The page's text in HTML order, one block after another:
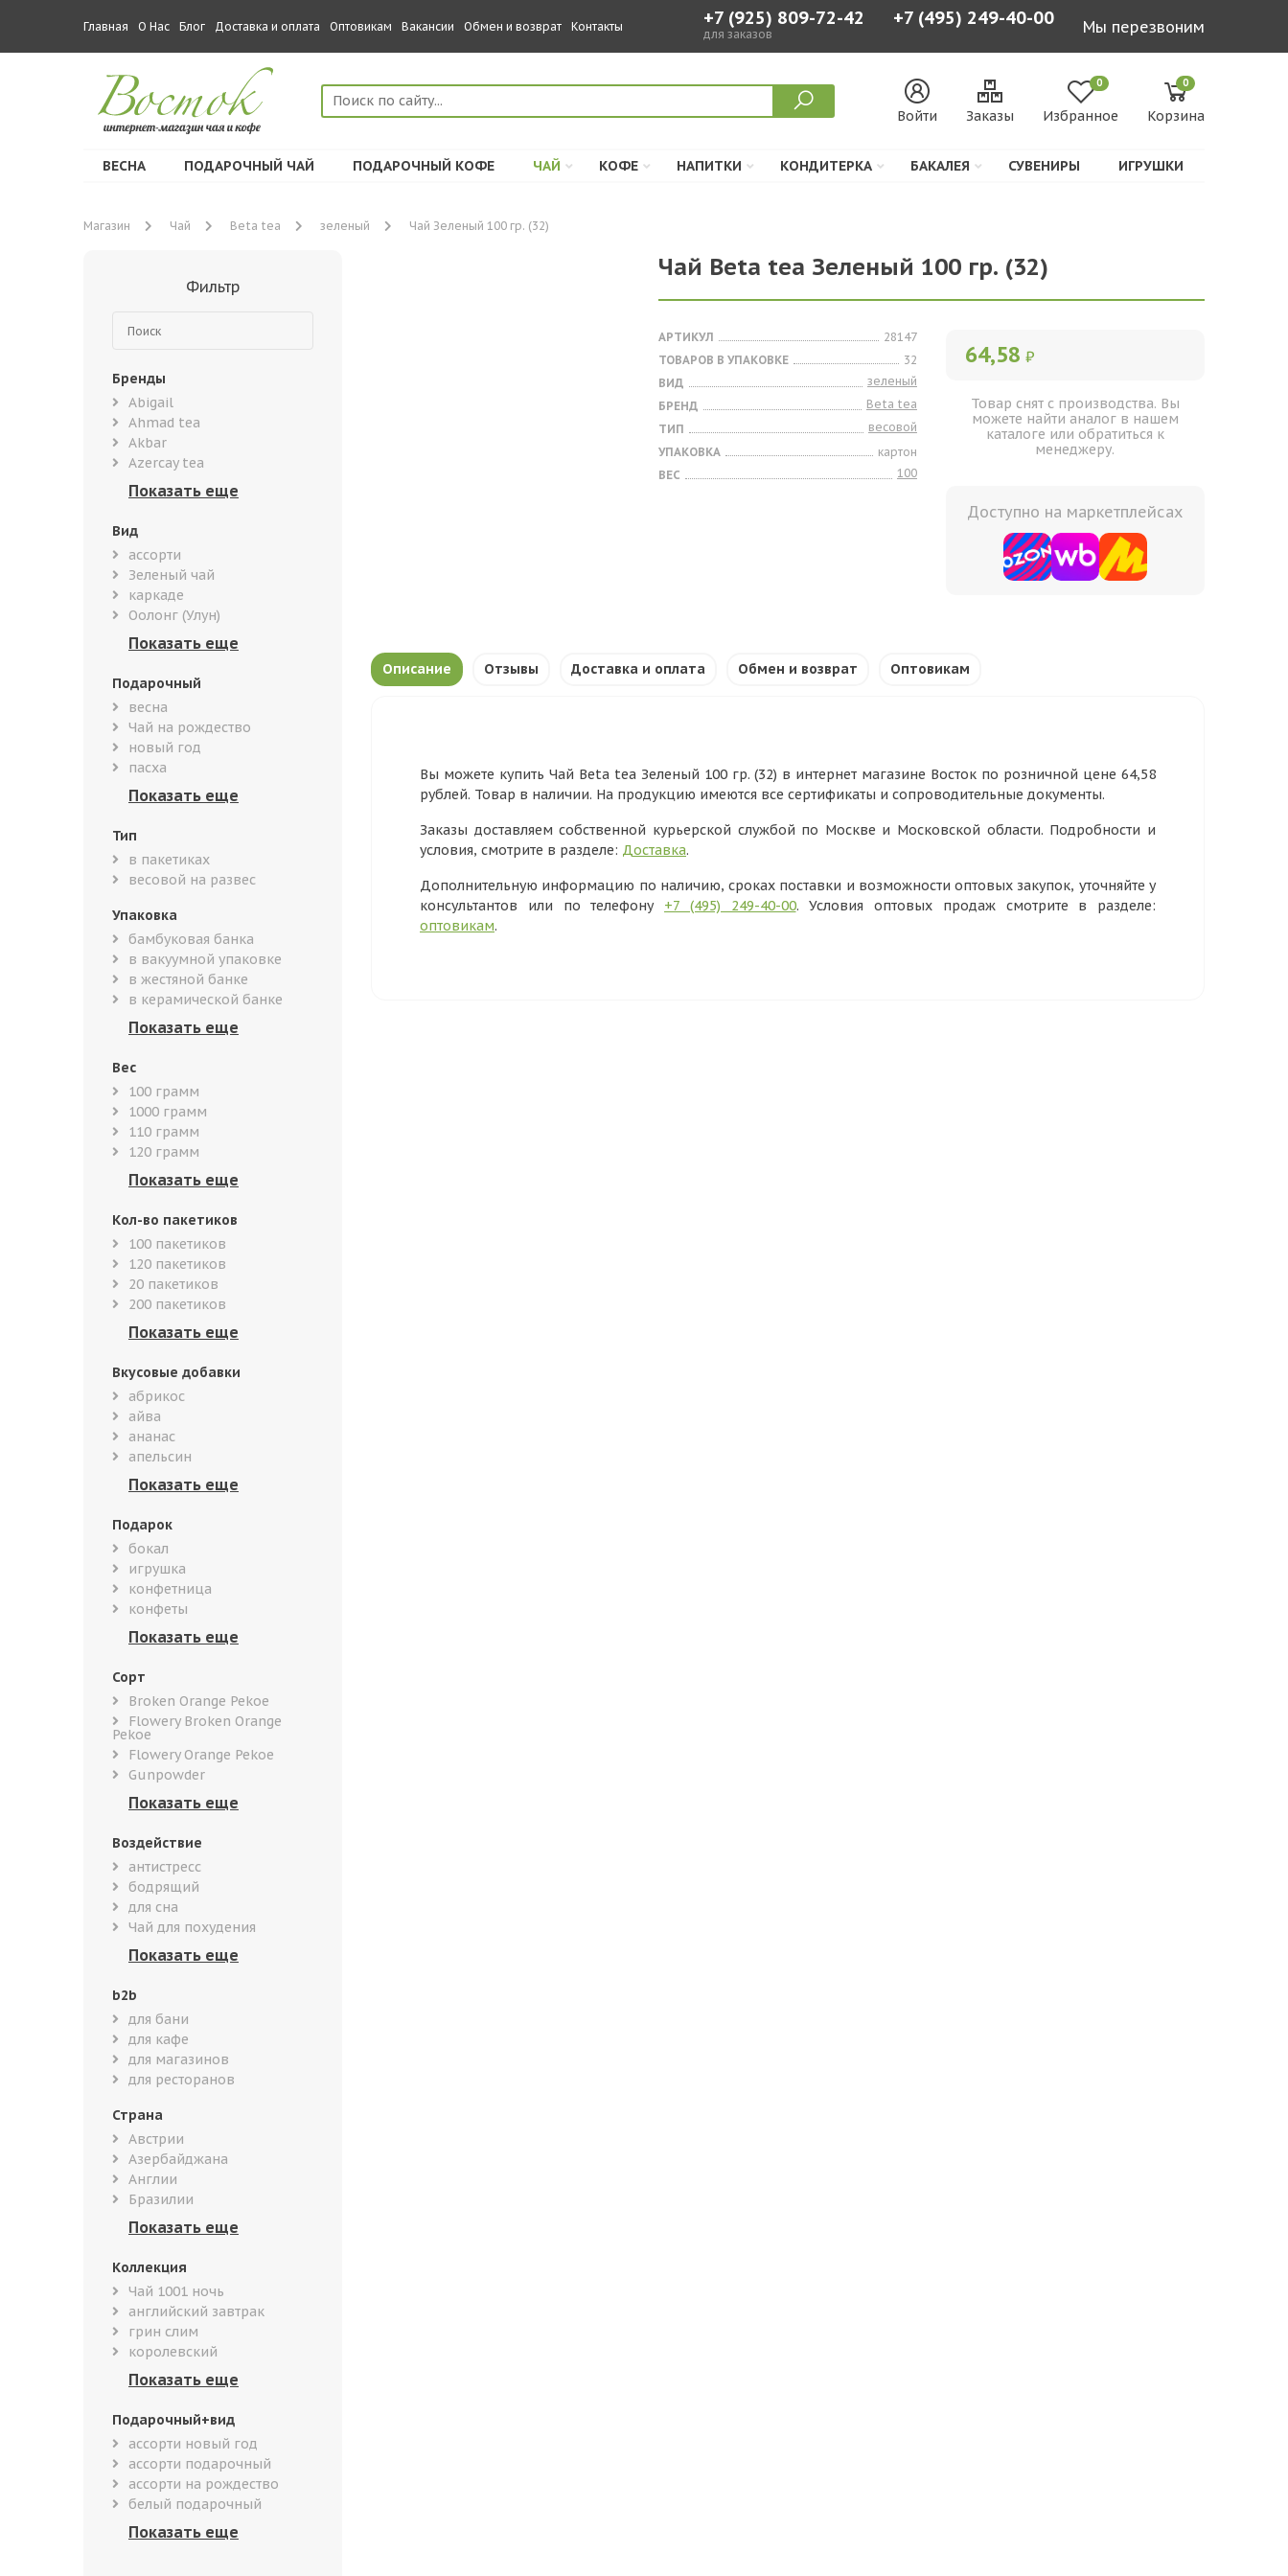
Главная О Нас Блог Доставка и оплата Оптовикам Вакансии Обмен и возврат Контакты +7 (925) 809-72-42
для заказов
+7 (495) 249-40-00 Мы перезвоним
Войти Заказы
0
Избранное
0
Корзина
ВЕСНА ПОДАРОЧНЫЙ ЧАЙ ПОДАРОЧНЫЙ КОФЕ ЧАЙ КОФЕ НАПИТКИ КОНДИТЕРКА БАКАЛЕЯ СУВЕНИРЫ ИГРУШКИ
Магазин Чай Beta tea зеленый Чай Зеленый 100 гр. (32)
Фильтр
Бренды
Abigail
Ahmad tea
Akbar
Azercay tea
Вид
ассорти
Зеленый чай
каркаде
Оолонг (Улун)
Подарочный
весна
Чай на рождество
новый год
пасха
Тип
в пакетиках
весовой на развес
Упаковка
бамбуковая банка
в вакуумной упаковке
в жестяной банке
в керамической банке
Вес
100 грамм
1000 грамм
110 грамм
120 грамм
Кол-во пакетиков
100 пакетиков
120 пакетиков
20 пакетиков
200 пакетиков
Вкусовые добавки
абрикос
айва
ананас
апельсин
Подарок
бокал
игрушка
конфетница
конфеты
Сорт
Broken Orange Pekoe
Flowery Broken Orange
Pekoe
Flowery Orange Pekoe
Gunpowder
Воздействие
антистресс
бодрящий
для сна
Чай для похудения
b2b
для бани
для кафе
для магазинов
для ресторанов
Страна
Австрии
Азербайджана
Англии
Бразилии
Коллекция
Чай 1001 ночь
английский завтрак
грин слим
королевский
Подарочный+вид
ассорти новый год
ассорти подарочный
ассорти на рождество
белый подарочный
Чай Beta tea Зеленый 100 гр. (32)
АРТИКУЛ
28147
ТОВАРОВ В УПАКОВКЕ
32
ВИД
зеленый
БРЕНД
Beta tea
ТИП
весовой
УПАКОВКА
картон
ВЕС
100
64,58 ₽
Товар снят с производства. Вы
можете найти аналог в нашем
каталоге или обратиться к
менеджеру.
Доступно на маркетплейсах
Описание Отзывы Доставка и оплата Обмен и возврат Оптовикам
Вы можете купить Чай Beta tea Зеленый 100 гр. (32) в интернет магазине Восток по розничной цене 64,58
рублей. Товар в наличии. На продукцию имеются все сертификаты и сопроводительные документы.
Заказы доставляем собственной курьерской службой по Москве и Московской области. Подробности и
условия, смотрите в разделе: Доставка.
Дополнительную информацию по наличию, сроках поставки и возможности оптовых закупок, уточняйте у
консультантов или по телефону +7 (495) 249-40-00. Условия оптовых продаж смотрите в разделе:
оптовикам.